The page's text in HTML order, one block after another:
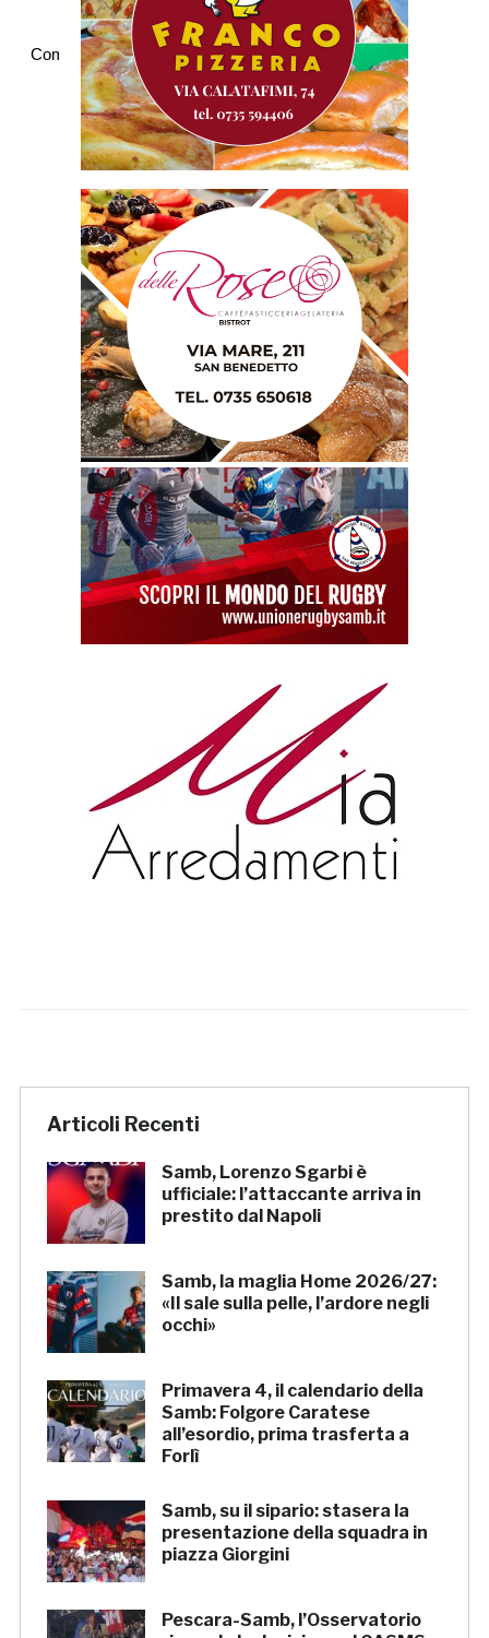
Commenti
Articoli Recenti
Samb, Lorenzo Sgarbi è
ufficiale: l’attaccante arriva in
prestito dal Napoli
Samb, la maglia Home 2026/27:
«Il sale sulla pelle, l’ardore negli
occhi»
Primavera 4, il calendario della
Samb: Folgore Caratese
all’esordio, prima trasferta a
Forlì
Samb, su il sipario: stasera la
presentazione della squadra in
piazza Giorgini
Pescara-Samb, l’Osservatorio